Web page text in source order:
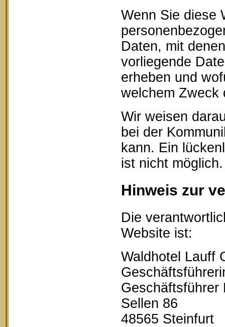
Wenn Sie diese
Daten, mit
vorliegende
erheben und
welchem Zweck
Wir weisen
bei der
kann. Ein
ist nicht möglich.
Hinweis zur
Die
Website ist:
Waldhotel Lauff
Geschäftsführer
Sellen 86
48565 Steinfurt